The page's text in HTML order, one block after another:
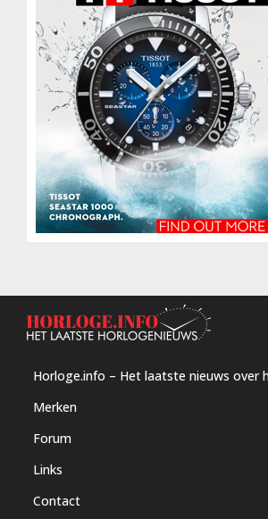
Horloge.info – Het laatste nieuws over
Merken
Forum
Links
Contact